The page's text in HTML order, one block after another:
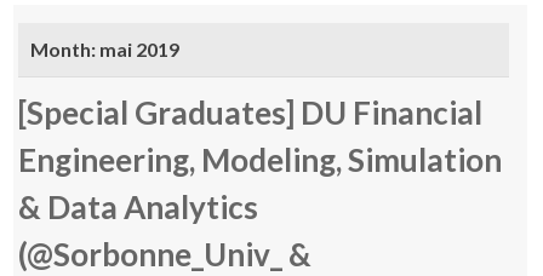
Month: mai 2019
[Special Graduates] DU Financial
Engineering, Modeling, Simulation
& Data Analytics
(@Sorbonne_Univ_ &